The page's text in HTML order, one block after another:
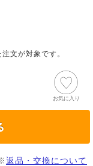
文が対象です。
お気に入り
返品・交換について